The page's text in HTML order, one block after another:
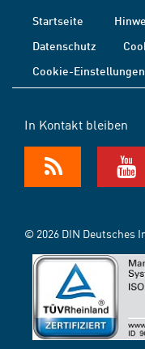
Startseite
Datenschutz
Cookie-Einstellungen
In Kontakt bleiben
© 2026 DIN Deutsches